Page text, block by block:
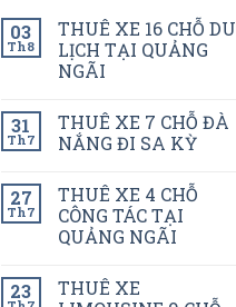
03
Th8
THUÊ XE 16 CHỖ DU
LỊCH TẠI QUẢNG
NGÃI
31
Th7
THUÊ XE 7 CHỖ ĐÀ
NẮNG ĐI SA KỲ
27
Th7
THUÊ XE 4 CHỖ
CÔNG TÁC TẠI
QUẢNG NGÃI
23
THUÊ XE